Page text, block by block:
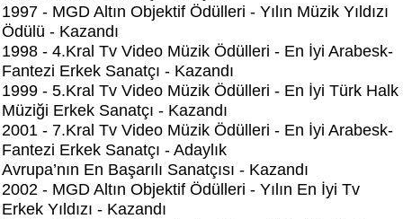
1997 - MGD Altın Objektif Ödülleri - Yılın Müzik Yıldızı
Ödülü - Kazandı
1998 - 4.Kral Tv Video Müzik Ödülleri - En İyi Arabesk-
Fantezi Erkek Sanatçı - Kazandı
1999 - 5.Kral Tv Video Müzik Ödülleri - En İyi Türk Halk
Müziği Erkek Sanatçı - Kazandı
2001 - 7.Kral Tv Video Müzik Ödülleri - En İyi Arabesk-
Fantezi Erkek Sanatçı - Adaylık
Avrupa’nın En Başarılı Sanatçısı - Kazandı
2002 - MGD Altın Objektif Ödülleri - Yılın En İyi Tv
Erkek Yıldızı - Kazandı